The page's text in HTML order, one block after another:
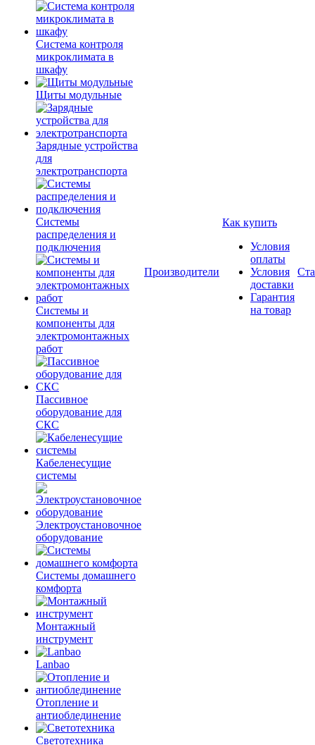
Система контроля
микроклимата в
шкафу
Щиты модульные
Зарядные устройства
для
электротранспорта
Системы
распределения и
подключения
Системы и
компоненты для
электромонтажных
работ
Пассивное
оборудование для
СКС
Кабеленесущие
системы
Электроустановочное
оборудование
Системы домашнего
комфорта
Монтажный
инструмент
Lanbao
Отопление и
антиоблединение
Светотехника
Производители
Как купить
Условия
оплаты
Условия
доставки
Гарантия
на товар